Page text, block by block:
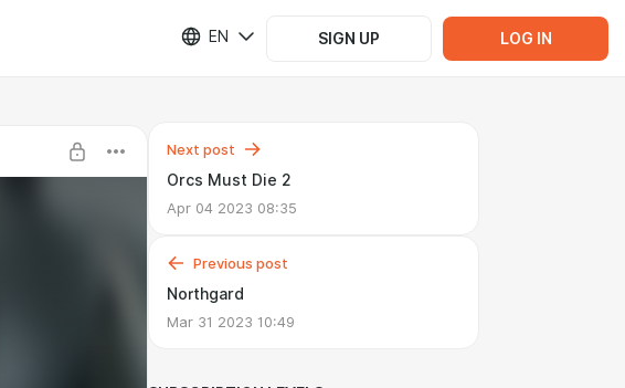
EN SIGN UP LOG IN
Next post
Orcs Must Die 2
Apr 04 2023 08:35
Previous post
Northgard
Mar 31 2023 10:49